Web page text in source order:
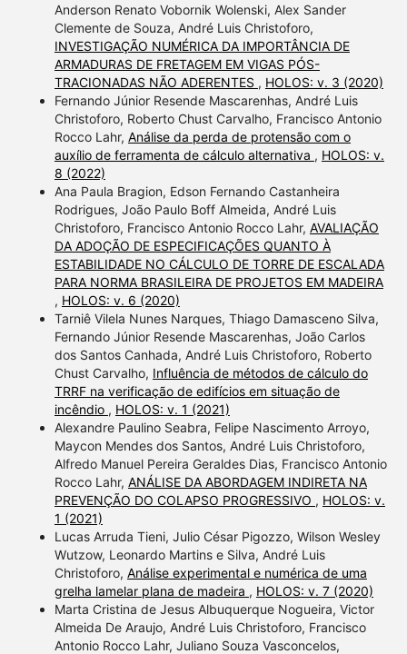
Anderson Renato Vobornik Wolenski, Alex Sander
Clemente de Souza, André Luis Christoforo,
INVESTIGAÇÃO NUMÉRICA DA IMPORTÂNCIA DE
ARMADURAS DE FRETAGEM EM VIGAS PÓS-
TRACIONADAS NÃO ADERENTES , HOLOS: v. 3 (2020)
Fernando Júnior Resende Mascarenhas, André Luis
Christoforo, Roberto Chust Carvalho, Francisco Antonio
Rocco Lahr, Análise da perda de protensão com o
auxílio de ferramenta de cálculo alternativa , HOLOS: v.
8 (2022)
Ana Paula Bragion, Edson Fernando Castanheira
Rodrigues, João Paulo Boff Almeida, André Luis
Christoforo, Francisco Antonio Rocco Lahr, AVALIAÇÃO
DA ADOÇÃO DE ESPECIFICAÇÕES QUANTO À
ESTABILIDADE NO CÁLCULO DE TORRE DE ESCALADA
PARA NORMA BRASILEIRA DE PROJETOS EM MADEIRA
, HOLOS: v. 6 (2020)
Tarniê Vilela Nunes Narques, Thiago Damasceno Silva,
Fernando Júnior Resende Mascarenhas, João Carlos
dos Santos Canhada, André Luis Christoforo, Roberto
Chust Carvalho, Influência de métodos de cálculo do
TRRF na verificação de edifícios em situação de
incêndio , HOLOS: v. 1 (2021)
Alexandre Paulino Seabra, Felipe Nascimento Arroyo,
Maycon Mendes dos Santos, André Luis Christoforo,
Alfredo Manuel Pereira Geraldes Dias, Francisco Antonio
Rocco Lahr, ANÁLISE DA ABORDAGEM INDIRETA NA
PREVENÇÃO DO COLAPSO PROGRESSIVO , HOLOS: v.
1 (2021)
Lucas Arruda Tieni, Julio César Pigozzo, Wilson Wesley
Wutzow, Leonardo Martins e Silva, André Luis
Christoforo, Análise experimental e numérica de uma
grelha lamelar plana de madeira , HOLOS: v. 7 (2020)
Marta Cristina de Jesus Albuquerque Nogueira, Victor
Almeida De Araujo, André Luis Christoforo, Francisco
Antonio Rocco Lahr, Juliano Souza Vasconcelos,